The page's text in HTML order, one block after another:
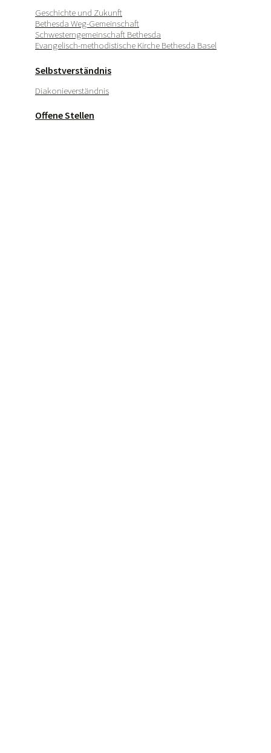
Geschichte und Zukunft
Bethesda Weg-Gemeinschaft
Schwesterngemeinschaft Bethesda
Evangelisch-methodistische Kirche Bethesda Basel
Selbstverständnis
Diakonieverständnis
Offene Stellen